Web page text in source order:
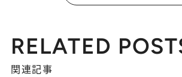
RELATED
関連記事